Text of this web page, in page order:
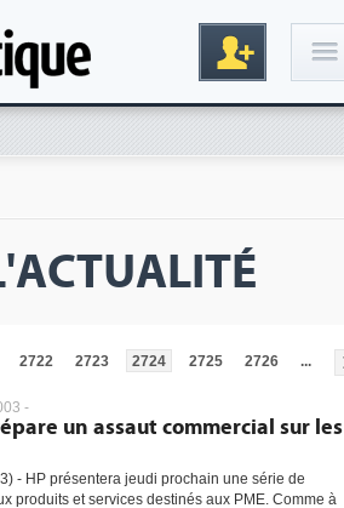
2722 2723 2724 2725 2726 ...
-
un assaut commercial sur les
- HP présentera jeudi prochain une série de
produits et services destinés aux PME. Comme à